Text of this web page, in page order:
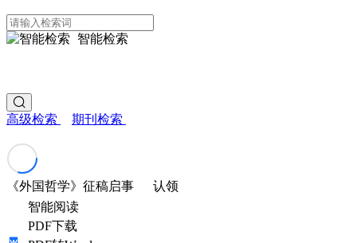
智能检索
高级检索 期刊检索
《外国哲学》征稿启事
认领
智能阅读
PDF下载